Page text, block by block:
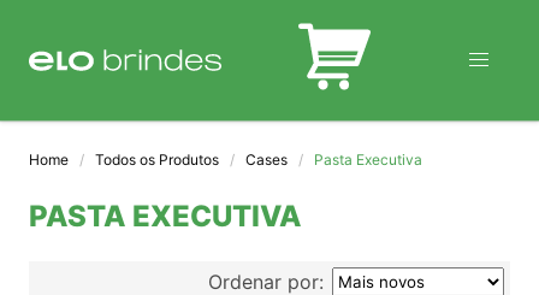
BLOG
Home Todos os Produtos Cases Pasta Executiva
PASTA EXECUTIVA
Ordenar por: